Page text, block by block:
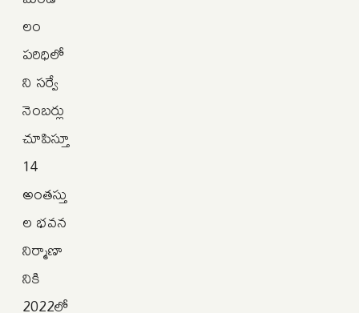
లం
పరిధిలో
ని సర్వే
నెంబర్లు
చూపిస్తూ
14
అంతస్తు
ల భవన
నిర్మాణా
నికి
2022లో